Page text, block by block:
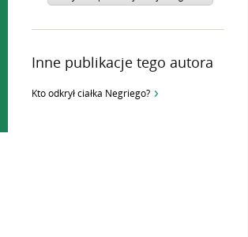
Inne publikacje tego autora
Kto odkrył ciałka Negriego?